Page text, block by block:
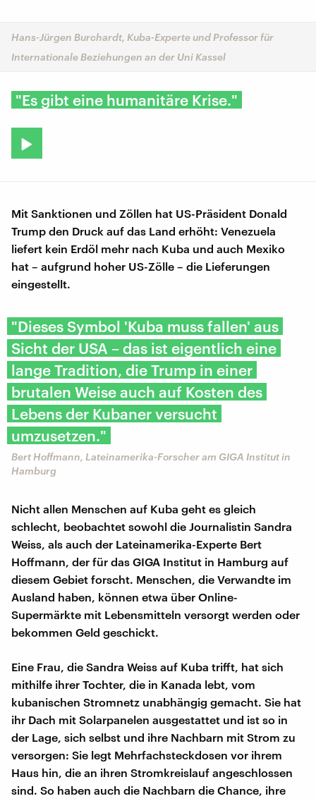
Hans-Jürgen Burchardt, Kuba-Experte und Professor für
Internationale Beziehungen an der Uni Kassel
"Es gibt eine humanitäre Krise."
Mit Sanktionen und Zöllen hat US-Präsident Donald
Trump den Druck auf das Land erhöht: Venezuela
liefert kein Erdöl mehr nach Kuba und auch Mexiko
hat – aufgrund hoher US-Zölle – die Lieferungen
eingestellt.
"Dieses Symbol 'Kuba muss fallen' aus
Sicht der USA – das ist eigentlich eine
lange Tradition, die Trump in einer
brutalen Weise auch auf Kosten des
Lebens der Kubaner versucht
umzusetzen."
Bert Hoffmann, Lateinamerika-Forscher am GIGA Institut in
Hamburg
Nicht allen Menschen auf Kuba geht es gleich
schlecht, beobachtet sowohl die Journalistin Sandra
Weiss, als auch der Lateinamerika-Experte Bert
Hoffmann, der für das GIGA Institut in Hamburg auf
diesem Gebiet forscht. Menschen, die Verwandte im
Ausland haben, können etwa über Online-
Supermärkte mit Lebensmitteln versorgt werden oder
bekommen Geld geschickt.
Eine Frau, die Sandra Weiss auf Kuba trifft, hat sich
mithilfe ihrer Tochter, die in Kanada lebt, vom
kubanischen Stromnetz unabhängig gemacht. Sie hat
ihr Dach mit Solarpanelen ausgestattet und ist so in
der Lage, sich selbst und ihre Nachbarn mit Strom zu
versorgen: Sie legt Mehrfachsteckdosen vor ihrem
Haus hin, die an ihren Stromkreislauf angeschlossen
sind. So haben auch die Nachbarn die Chance, ihre